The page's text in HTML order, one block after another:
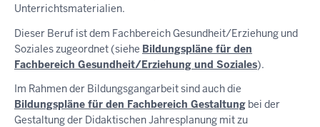
Unterrichtsmaterialien.
Dieser Beruf ist dem Fachbereich Gesundheit/Erziehung und
Soziales zugeordnet (siehe Bildungspläne für den
Fachbereich Gesundheit/Erziehung und Soziales).
Im Rahmen der Bildungsgangarbeit sind auch die
Bildungspläne für den Fachbereich Gestaltung bei der
Gestaltung der Didaktischen Jahresplanung mit zu